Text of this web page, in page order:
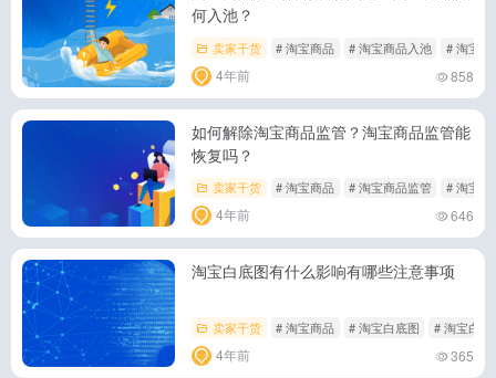
何入池？
卖家干货 # 淘宝商品 # 淘宝商品入池 # 淘宝
4年前 858
如何解除淘宝商品监管？淘宝商品监管能
恢复吗？
卖家干货 # 淘宝商品 # 淘宝商品监管 # 淘宝
4年前 646
淘宝白底图有什么影响有哪些注意事项
卖家干货 # 淘宝商品 # 淘宝白底图 # 淘宝白
4年前 365